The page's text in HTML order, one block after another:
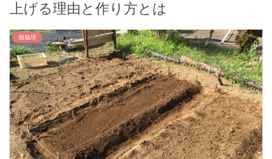
上げる理由と作り方とは
畑栽培